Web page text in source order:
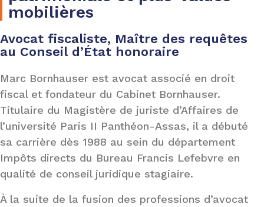
mobilières
Avocat fiscaliste, Maître des requêtes
au Conseil d’État honoraire
Marc Bornhauser est avocat associé en droit
fiscal et fondateur du Cabinet Bornhauser.
Titulaire du Magistère de juriste d’Affaires de
l’université Paris II Panthéon-Assas, il a débuté
sa carrière dès 1988 au sein du département
Impôts directs du Bureau Francis Lefebvre en
qualité de conseil juridique stagiaire.
À la suite de la fusion des professions d’avocat